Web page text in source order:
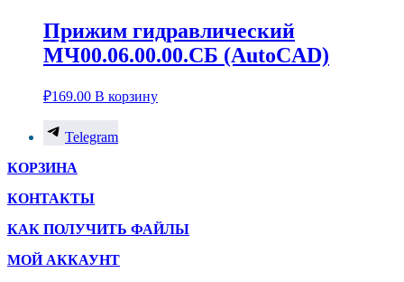
Прижим гидравлический
МЧ00.06.00.00.СБ (AutoCAD)
₽169.00 В корзину
Telegram
КОРЗИНА
КОНТАКТЫ
КАК ПОЛУЧИТЬ ФАЙЛЫ
МОЙ АККАУНТ